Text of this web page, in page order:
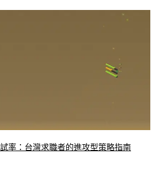
率：台灣求職者的進攻型策略指南